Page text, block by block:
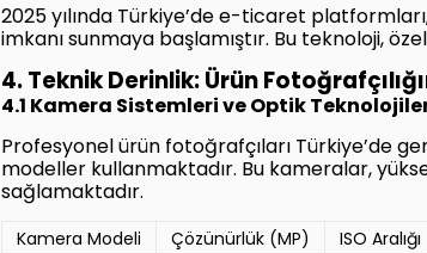
2025 yılında Türkiye’de e-ticaret
imkanı sunmaya başlamıştır. Bu teknoloji,
4. Teknik Derinlik: Ürün
4.1 Kamera Sistemleri ve Optik
Profesyonel ürün fotoğrafçıları Türkiye’de
modeller kullanmaktadır. Bu kameralar,
sağlamaktadır.
Kamera Modeli Çözünürlük (MP) ISO Aralığı